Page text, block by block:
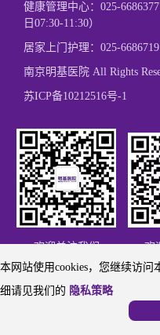
健康管理中心： 025-
日07:30-11:30）
居家上门护理： 025-
南京明基医院 All Rights
苏ICP备10212516号-1
欢迎关注我们 欢
本网站使用cookies，您继续访问
细请见我们的 隐私策略